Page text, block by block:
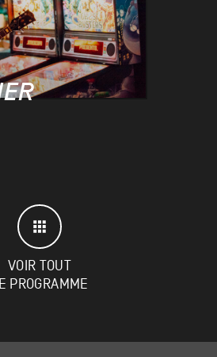
VOIR TOUT
PROGRAMME